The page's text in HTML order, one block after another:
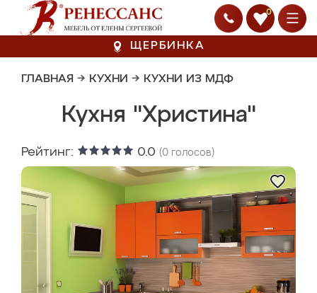
0
ЩЕРБИНКА
ГЛАВНАЯ → КУХНИ → КУХНИ ИЗ МДФ
Кухня "Христина"
Рейтинг: 0.0 (0 голосов)